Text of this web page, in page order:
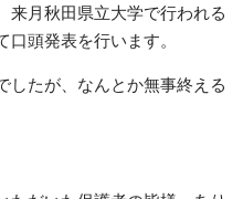
月秋田県立大学で行われる
頭発表を行います。
したが、なんとか無事終える